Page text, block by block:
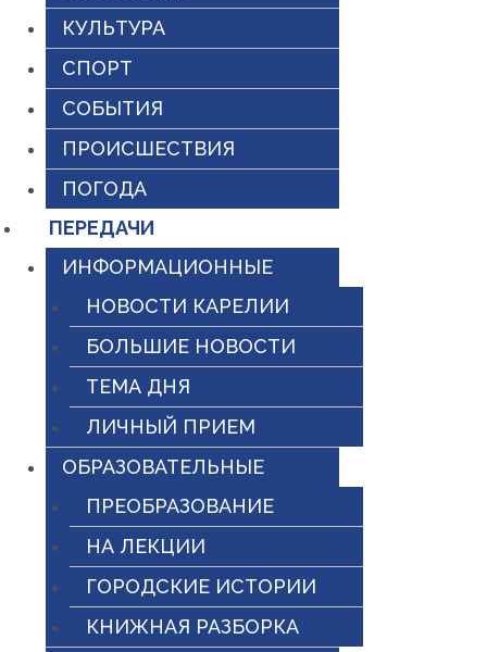
КУЛЬТУРА
СПОРТ
СОБЫТИЯ
ПРОИСШЕСТВИЯ
ПОГОДА
ПЕРЕДАЧИ
ИНФОРМАЦИОННЫЕ
НОВОСТИ КАРЕЛИИ
БОЛЬШИЕ НОВОСТИ
ТЕМА ДНЯ
ЛИЧНЫЙ ПРИЕМ
ОБРАЗОВАТЕЛЬНЫЕ
ПРЕОБРАЗОВАНИЕ
НА ЛЕКЦИИ
ГОРОДСКИЕ ИСТОРИИ
КНИЖНАЯ РАЗБОРКА